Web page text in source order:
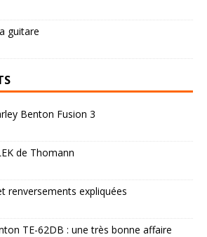
guitare
Benton Fusion 3
de Thomann
renversements expliquées
TE-62DB : une très bonne affaire